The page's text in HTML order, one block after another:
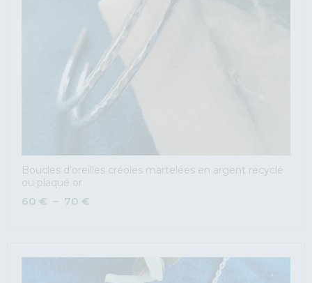
Boucles d’oreilles créoles martelées en argent recyclé
ou plaqué or
60 € – 70 €